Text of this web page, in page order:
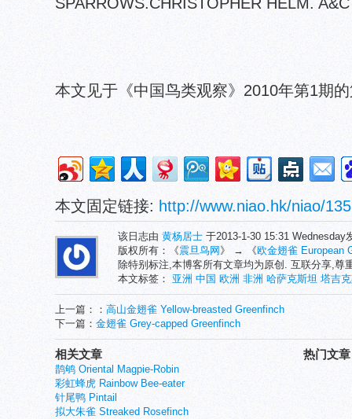
本文见于《中国鸟类观察》2010年第1期
本文固定链接: http://www.niao.hk/niao/
该日志由 黄杨居士 于2013-1-30 15:31 Wednesday
版权所有：《震旦鸟网 》 → 《欧金翅雀 European
除特别标注,本博客所有文章均为原创. 互联分享,尊
本文标签： 亚洲 中国 欧洲 非洲 哈萨克斯坦 塔吉
上一篇：： 高山金翅雀 Yellow-breasted Greenfinch
下一篇： 金翅雀 Grey-capped Greenfinch
热门文章
相关文章
鹊鸲 Oriental Magpie-Robin
彩虹蜂虎 Rainbow Bee-eater
针尾鸭 Pintail
拟大朱雀 Streaked Rosefinch